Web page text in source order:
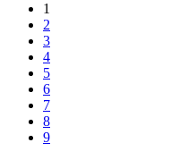
1
2
3
4
5
6
7
8
9